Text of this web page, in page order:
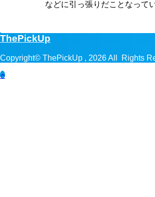
などに引っ張りだことなって
ThePickUp
Copyright© ThePickUp , 2026 All Rights